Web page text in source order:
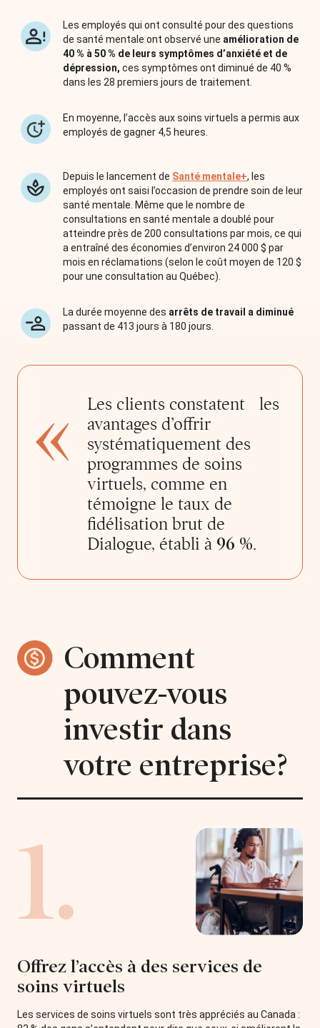
Les clients constatent les
avantages d’offrir
systématiquement des
programmes de soins
virtuels, comme en
témoigne le taux de
fidélisation brut de
Dialogue, établi à 96 %.
Les employés qui ont consulté pour des questions
de santé mentale ont observé une amélioration de
40 % à 50 % de leurs symptômes d’anxiété et de
dépression, ces symptômes ont diminué de 40 %
dans les 28 premiers jours de traitement.
En moyenne, l’accès aux soins virtuels a permis aux
employés de gagner 4,5 heures.
Depuis le lancement de Santé mentale+, les
employés ont saisi l’occasion de prendre soin de leur
santé mentale. Même que le nombre de
consultations en santé mentale a doublé pour
atteindre près de 200 consultations par mois, ce qui
a entraîné des économies d’environ 24 000 $ par
mois en réclamations (selon le coût moyen de 120 $
pour une consultation au Québec).
La durée moyenne des arrêts de travail a diminué
passant de 413 jours à 180 jours.
Comment
pouvez-vous
investir dans
votre entreprise?
1.
Offrez l’accès à des services de
soins virtuels
Les services de soins virtuels sont très appréciés au Canada :